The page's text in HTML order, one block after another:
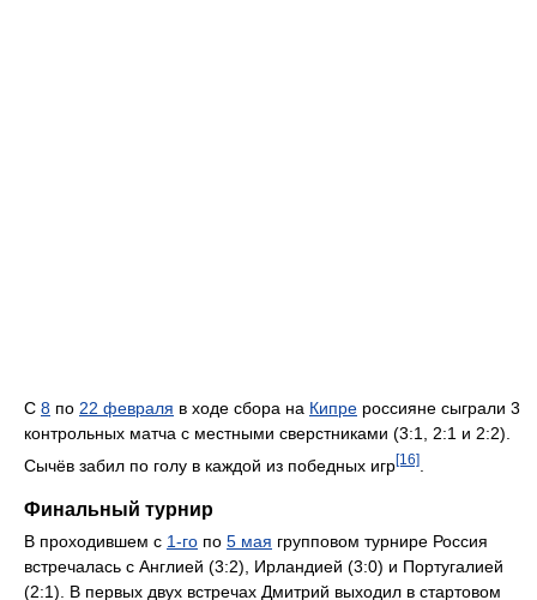
С 8 по 22 февраля в ходе сбора на Кипре россияне сыграли 3
контрольных матча с местными сверстниками (3:1, 2:1 и 2:2).
Сычёв забил по голу в каждой из победных игр[16]
Финальный турнир
В проходившем с 1-го по 5 мая групповом турнире Россия
встречалась с Англией (3:2), Ирландией (3:0) и Португалией
(2:1). В первых двух встречах Дмитрий выходил в стартовом